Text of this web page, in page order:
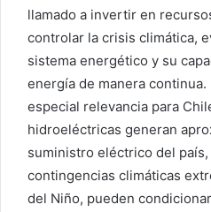
llamado a invertir en
controlar la crisis climática,
sistema energético y su
energía de manera
especial relevancia para
hidroeléctricas generan
suministro eléctrico del
contingencias climáticas
del Niño, pueden